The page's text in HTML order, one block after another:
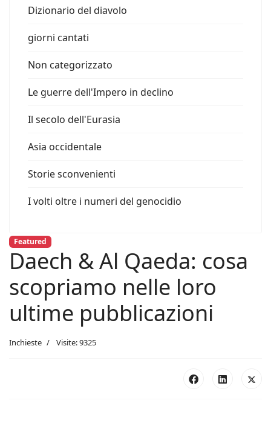
Dizionario del diavolo
giorni cantati
Non categorizzato
Le guerre dell'Impero in declino
Il secolo dell'Eurasia
Asia occidentale
Storie sconvenienti
I volti oltre i numeri del genocidio
Featured
Daech & Al Qaeda: cosa
scopriamo nelle loro
ultime pubblicazioni
Inchieste Visite: 9325